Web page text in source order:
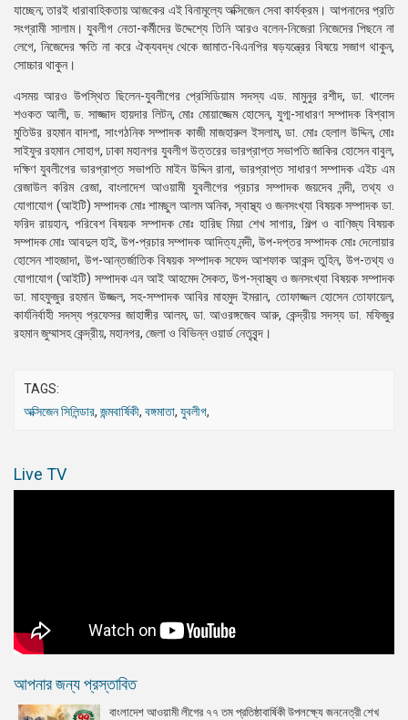
যাচ্ছেন; তারই ধারাবাহিকতায় আজকের এই বিনামূল্যে অক্সিজেন সেবা কার্যক্রম। আপনাদের প্রতি
সংগ্রামী সালাম। যুবলীগ নেতা-কর্মীদের উদ্দেশ্যে তিনি আরও বলেন-নিজেরা নিজেদের পিছনে না
লেগে, নিজেদের ক্ষতি না করে ঐক্যবদ্ধ থেকে জামাত-বিএনপির ষড়যন্ত্রের বিষয়ে সজাগ থাকুন,
সোচ্চার থাকুন।
এসময় আরও উপস্থিত ছিলেন-যুবলীগের প্রেসিডিয়াম সদস্য এড. মামুনুর রশীদ, ডা. খালেদ
শওকত আলী, ড. সাজ্জাদ হায়দার লিটন, মোঃ মোয়াজ্জেম হোসেন, যুগ্ম-সাধারণ সম্পাদক বিশ্বাস
মুতিউর রহমান বাদশা, সাংগঠনিক সম্পাদক কাজী মাজহারুল ইসলাম, ডা. মোঃ হেলাল উদ্দিন, মোঃ
সাইফুর রহমান সোহাগ, ঢাকা মহানগর যুবলীগ উত্তরের ভারপ্রাপ্ত সভাপতি জাকির হোসেন বাবুল,
দক্ষিণ যুবলীগের ভারপ্রাপ্ত সভাপতি মাইন উদ্দিন রানা, ভারপ্রাপ্ত সাধারণ সম্পাদক এইচ এম
রেজাউল করিম রেজা, বাংলাদেশ আওয়ামী যুবলীগের প্রচার সম্পাদক জয়দেব নন্দী, তথ্য ও
যোগাযোগ (আইটি) সম্পাদক মোঃ শামছুল আলম অনিক, স্বাস্থ্য ও জনসংখ্যা বিষয়ক সম্পাদক ডা.
ফরিদ রায়হান, পরিবেশ বিষয়ক সম্পাদক মোঃ হারিছ মিয়া শেখ সাগার, শিল্প ও বাণিজ্য বিষয়ক
সম্পাদক মোঃ আবদুল হাই, উপ-প্রচার সম্পাদক আদিত্য নন্দী, উপ-দপ্তর সম্পাদক মোঃ দেলোয়ার
হোসেন শাহজাদা, উপ-আন্তর্জাতিক বিষয়ক সম্পাদক সফেদ আশফাক আকন্দ তুহিন, উপ-তথ্য ও
যোগাযোগ (আইটি) সম্পাদক এন আই আহমেদ সৈকত, উপ-স্বাস্থ্য ও জনসংখ্যা বিষয়ক সম্পাদক
ডা. মাহফুজুর রহমান উজ্জল, সহ-সম্পাদক আবির মাহমুদ ইমরান, তোফাজ্জল হোসেন তোফায়েল,
কার্যনির্বাহী সদস্য প্রফেসর জাহাঙ্গীর আলম, ডা. আওরঙ্গজেব আরু, কেন্দ্রীয় সদস্য ডা. মফিজুর
রহমান জুম্মাসহ কেন্দ্রীয়, মহানগর, জেলা ও বিভিন্ন ওয়ার্ড নেতৃবৃন্দ।
TAGS:
অক্সিজেন সিলিন্ডার, জন্মবার্ষিকী, বঙ্গমাতা, যুবলীগ,
Live TV
আপনার জন্য প্রস্তাবিত
বাংলাদেশ আওয়ামী লীগের ৭৭ তম প্রতিষ্ঠাবার্ষিকী উপলক্ষ্যে জননেত্রী শেখ